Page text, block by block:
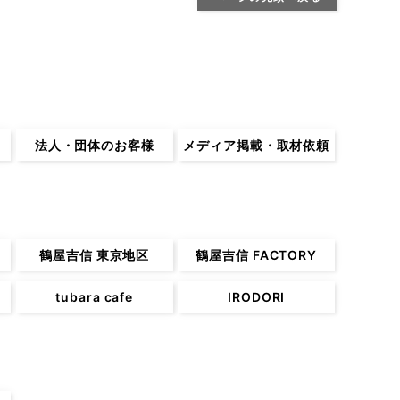
法人・団体のお客様 メディア掲載・取材依頼
鶴屋吉信 東京地区 鶴屋吉信 FACTORY
tubara cafe IRODORI